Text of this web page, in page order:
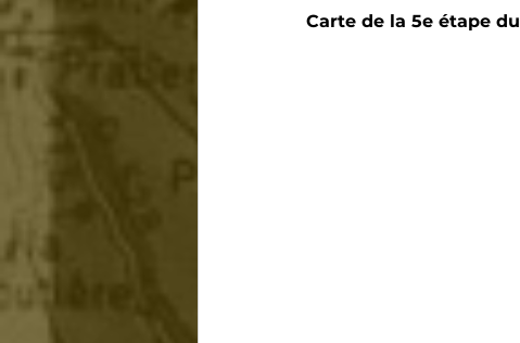
Carte de la 5e étape du